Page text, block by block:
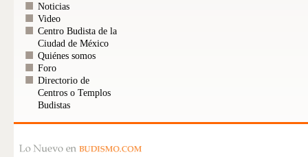
Noticias
Video
Centro Budista de la
Ciudad de México
Quiénes somos
Foro
Directorio de
Centros o Templos
Budistas